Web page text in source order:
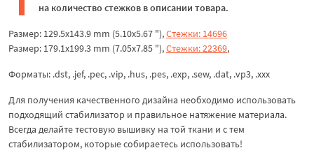
на количество стежков в описании товара.
Размер: 129.5x143.9 mm (5.10x5.67 "),Стежки: 14696
Размер: 179.1x199.3 mm (7.05x7.85 "),Стежки: 22369,
Форматы: .dst, .jef, .pec, .vip, .hus, .pes, .exp, .sew, .dat, .vp3, .xxx
Для получения качественного дизайна необходимо использовать
подходящий стабилизатор и правильное натяжение материала.
Всегда делайте тестовую вышивку на той ткани и с тем
стабилизатором, которые собираетесь использовать!